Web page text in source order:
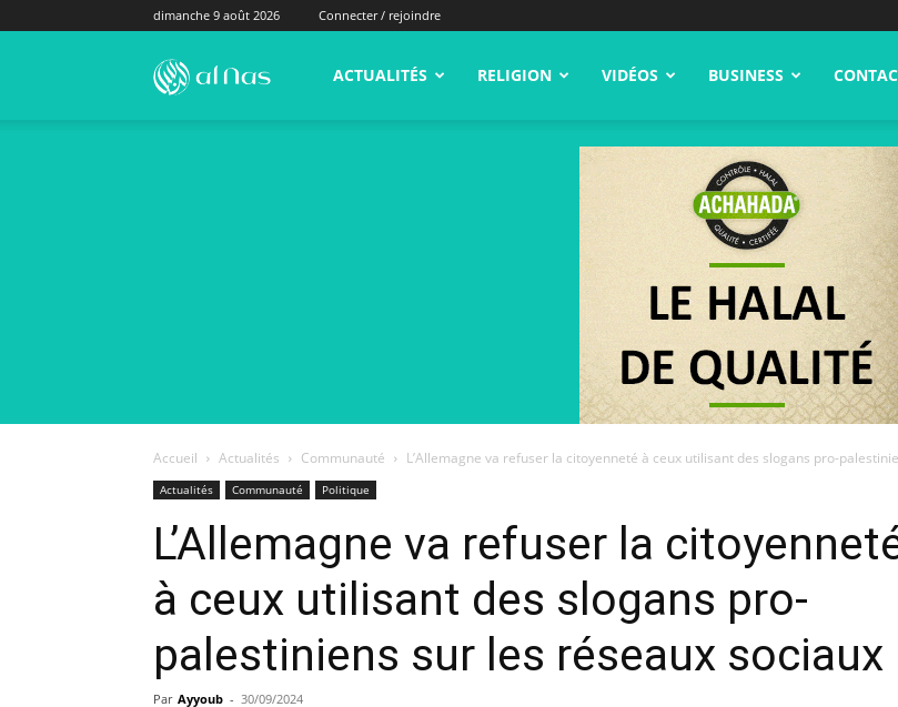
dimanche 9 août 2026 Connecter / rejoindre
alNas.fr ACTUALITÉS RELIGION VIDÉOS BUSINESS
Accueil Actualités Communauté L’Allemagne va refuser la citoyenneté à ceux utilisant des slogans pro-
Actualités Communauté Politique
L’Allemagne va refuser la
à ceux utilisant des slogans pro-
palestiniens sur les réseaux sociaux
Par Ayyoub - 30/09/2024